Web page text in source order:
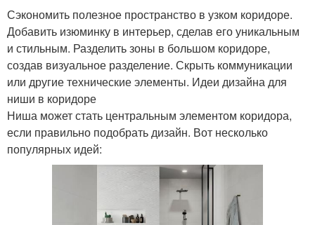
Сэкономить полезное пространство в узком коридоре.
Добавить изюминку в интерьер, сделав его уникальным
и стильным. Разделить зоны в большом коридоре,
создав визуальное разделение. Скрыть коммуникации
или другие технические элементы. Идеи дизайна для
ниши в коридоре
Ниша может стать центральным элементом коридора,
если правильно подобрать дизайн. Вот несколько
популярных идей: